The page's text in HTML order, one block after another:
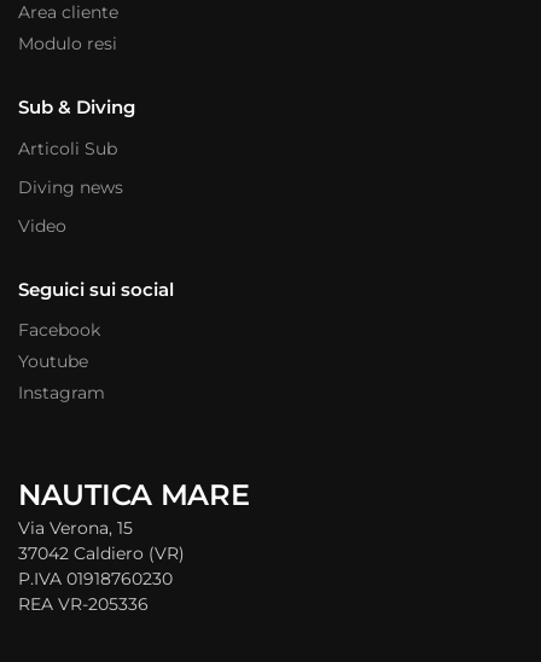
Area cliente
Modulo resi
Sub & Diving
Articoli Sub
Diving news
Video
Seguici sui social
Facebook
Youtube
Instagram
NAUTICA MARE
Via Verona, 15
37042 Caldiero (VR)
P.IVA 01918760230
REA VR-205336